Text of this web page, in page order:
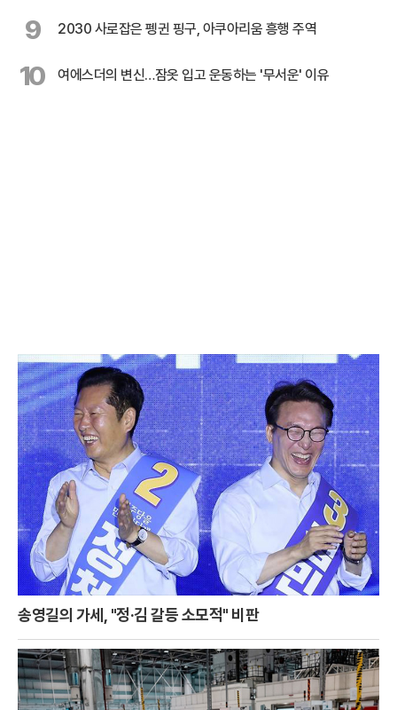
9 2030 사로잡은 펭귄 핑구, 아쿠아리움 흥행 주역
10 여에스더의 변신…잠옷 입고 운동하는 '무서운' 이유
송영길의 가세, "정·김 갈등 소모적" 비판